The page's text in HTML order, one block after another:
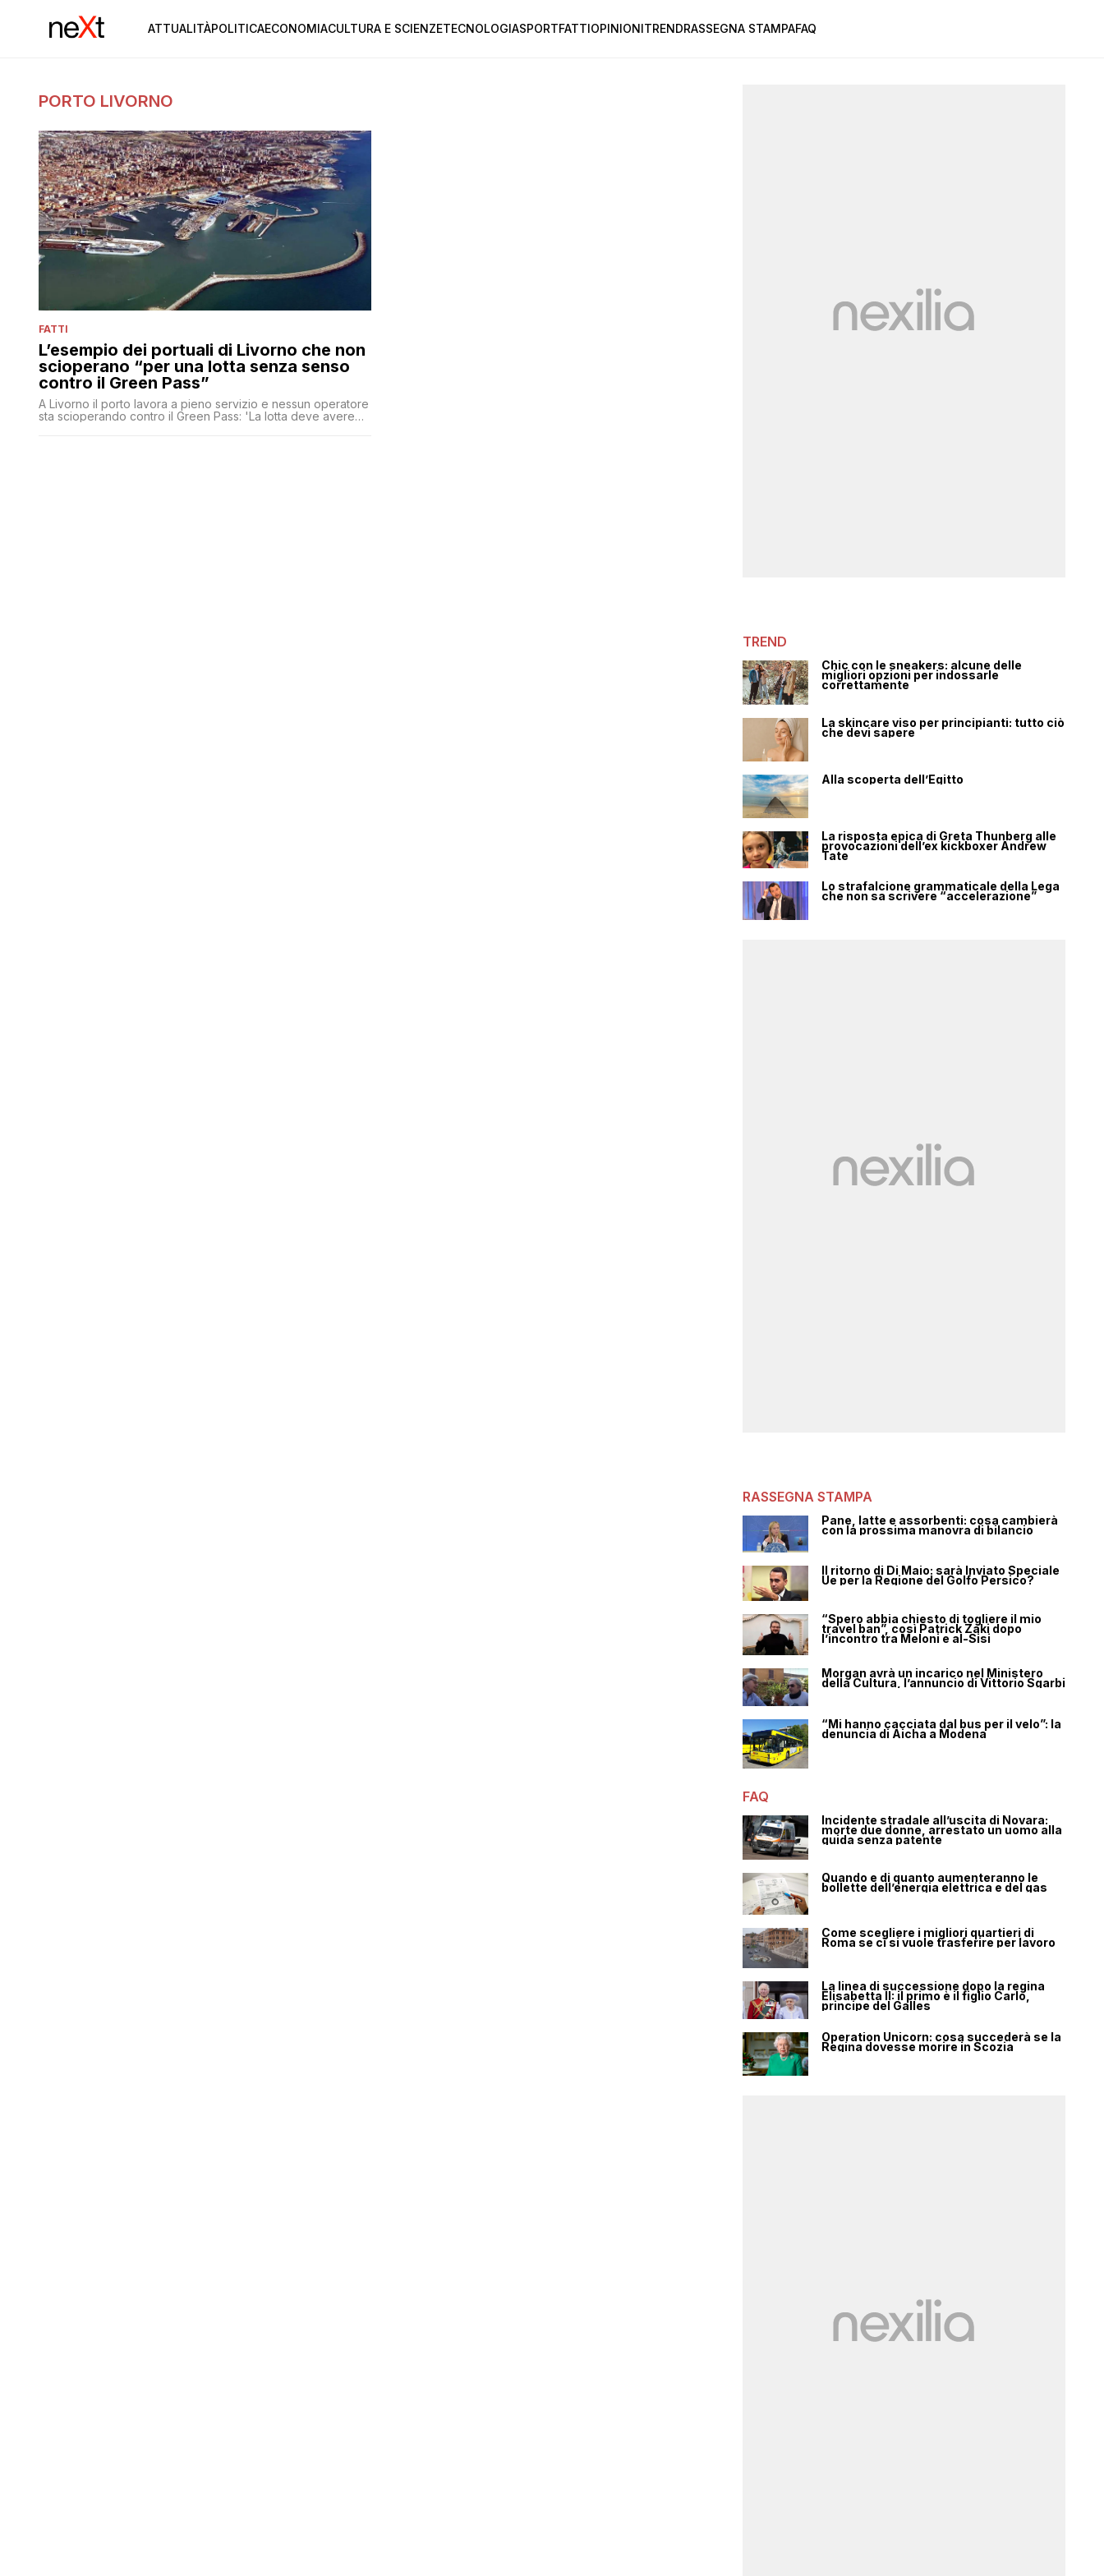
ATTUALITÀPOLITICAECONOMIACULTURA E SCIENZETECNOLOGIASPORTFATTIOPINIONITRENDRASSEGNA STAMPAFAQ
PORTO LIVORNO
FATTI
L’esempio dei portuali di Livorno che non
scioperano “per una lotta senza senso
contro il Green Pass”
A Livorno il porto lavora a pieno servizio e nessun operatore
sta scioperando contro il Green Pass: 'La lotta deve avere
TREND
Chic con le sneakers: alcune delle
migliori opzioni per indossarle
correttamente
La skincare viso per principianti: tutto ciò
che devi sapere
Alla scoperta dell’Egitto
La risposta epica di Greta Thunberg alle
provocazioni dell’ex kickboxer Andrew
Tate
Lo strafalcione grammaticale della Lega
che non sa scrivere “accelerazione”
RASSEGNA STAMPA
Pane, latte e assorbenti: cosa cambierà
con la prossima manovra di bilancio
Il ritorno di Di Maio: sarà Inviato Speciale
Ue per la Regione del Golfo Persico?
“Spero abbia chiesto di togliere il mio
travel ban”, così Patrick Zaki dopo
l’incontro tra Meloni e al-Sisi
Morgan avrà un incarico nel Ministero
della Cultura, l’annuncio di Vittorio Sgarbi
“Mi hanno cacciata dal bus per il velo”: la
denuncia di Aicha a Modena
FAQ
Incidente stradale all’uscita di Novara:
morte due donne, arrestato un uomo alla
guida senza patente
Quando e di quanto aumenteranno le
bollette dell’energia elettrica e del gas
Come scegliere i migliori quartieri di
Roma se ci si vuole trasferire per lavoro
La linea di successione dopo la regina
Elisabetta II: il primo è il figlio Carlo,
principe del Galles
Operation Unicorn: cosa succederà se la
Regina dovesse morire in Scozia